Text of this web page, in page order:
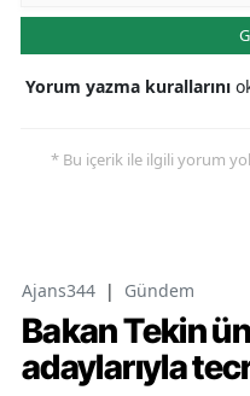
Yorum yazma kurallarını
* Bu içerik ile ilgili yorum
Ajans344 | Gündem
Bakan Tekin
adaylarıyla